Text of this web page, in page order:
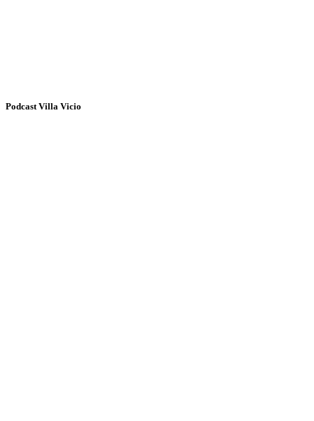
Podcast Villa Vicio